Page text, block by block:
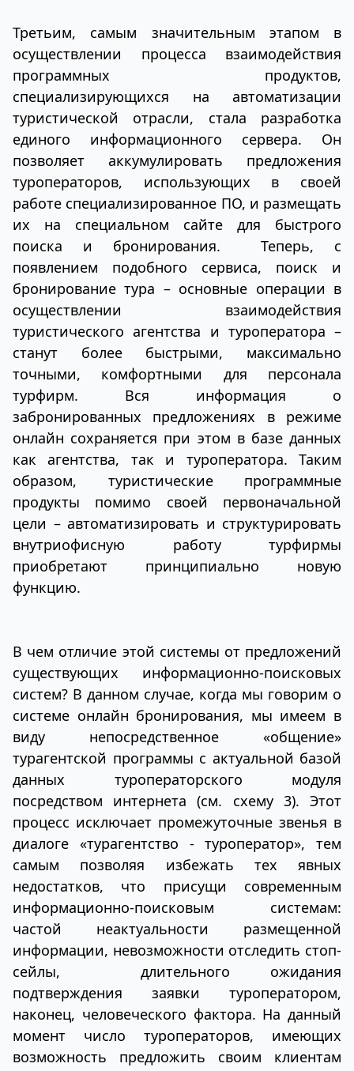
Третьим, самым значительным этапом в
осуществлении процесса взаимодействия
программных продуктов,
специализирующихся на автоматизации
туристической отрасли, стала разработка
единого информационного сервера. Он
позволяет аккумулировать предложения
туроператоров, использующих в своей
работе специализированное ПО, и размещать
их на специальном сайте для быстрого
поиска и бронирования. Теперь, с
появлением подобного сервиса, поиск и
бронирование тура – основные операции в
осуществлении взаимодействия
туристического агентства и туроператора –
станут более быстрыми, максимально
точными, комфортными для персонала
турфирм. Вся информация о
забронированных предложениях в режиме
онлайн сохраняется при этом в базе данных
как агентства, так и туроператора. Таким
образом, туристические программные
продукты помимо своей первоначальной
цели – автоматизировать и структурировать
внутриофисную работу турфирмы
приобретают принципиально новую
функцию.
В чем отличие этой системы от предложений
существующих информационно-поисковых
систем? В данном случае, когда мы говорим о
системе онлайн бронирования, мы имеем в
виду непосредственное «общение»
турагентской программы с актуальной базой
данных туроператорского модуля
посредством интернета (см. схему 3). Этот
процесс исключает промежуточные звенья в
диалоге «турагентство - туроператор», тем
самым позволяя избежать тех явных
недостатков, что присущи современным
информационно-поисковым системам:
частой неактуальности размещенной
информации, невозможности отследить стоп-
сейлы, длительного ожидания
подтверждения заявки туроператором,
наконец, человеческого фактора. На данный
момент число туроператоров, имеющих
возможность предложить своим клиентам